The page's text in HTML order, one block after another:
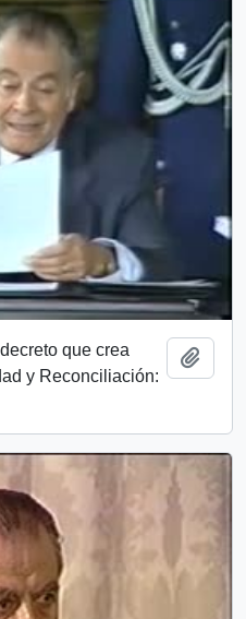
que crea
y Reconciliación: